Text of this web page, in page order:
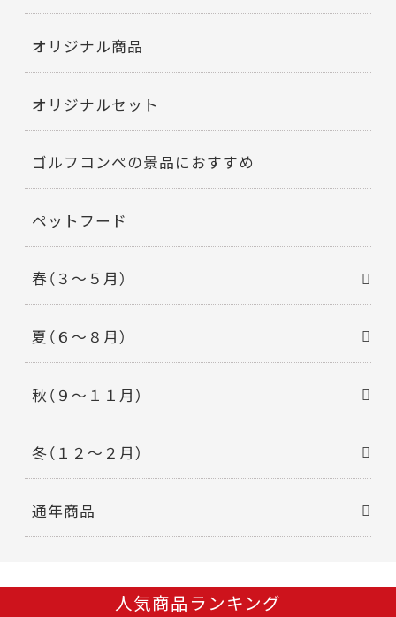
オリジナル商品
オリジナルセット
ゴルフコンペの景品におすすめ
ペットフード
春（３～５月）
夏（６～８月）
秋（９～１１月）
冬（１２～２月）
通年商品
人気商品ランキング